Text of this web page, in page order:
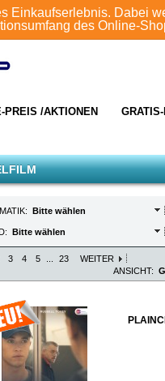
Einkaufserlebnis. Dabei
des Online-
PREIS /AKTIONEN
Bitte wählen
Bitte wählen
3 4 5 23 WEITER
ANSICHT: